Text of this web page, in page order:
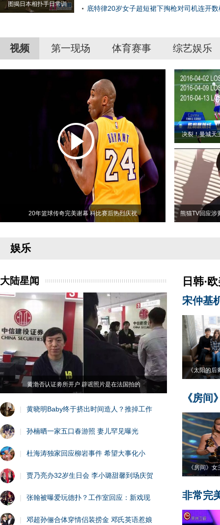
图揭日本相扑手日常训
底特律20岁女子超短裙下掏枪对司机连开数
视频 第一现场 体育赛事 综艺娱乐
20年篮球传奇完美谢幕 科比赛后热烈庆祝
决裂！曼城天
熊猫TV回应涉
娱乐
大陆星闻
黄渤否认证劵所开户 辟谣照片是在法国拍的
| 黄晓明Baby终于挤出时间造人？推掉工作
| 孙楠晒一家五口春游照 妻儿罕见曝光
| 杜海涛独家回应柳岩事件 希望大事化小
| 贾乃亮办32岁生日会 李小璐甜馨到场庆贺
| 张翰被曝爱玩德扑？工作室回应：新戏现
| 邓超孙俪合体穿情侣装捞金 邓氏英语惹娘
日韩·
宋仲基
《太阳的后
《房
《房间》
非常完